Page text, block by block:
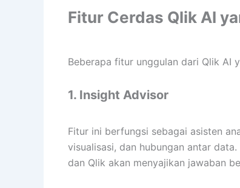
Fitur Cerdas Qlik AI
Beberapa fitur unggulan dari Qlik AI
1. Insight Advisor
Fitur ini berfungsi sebagai asisten
visualisasi, dan hubungan antar
dan Qlik akan menyajikan jawaban